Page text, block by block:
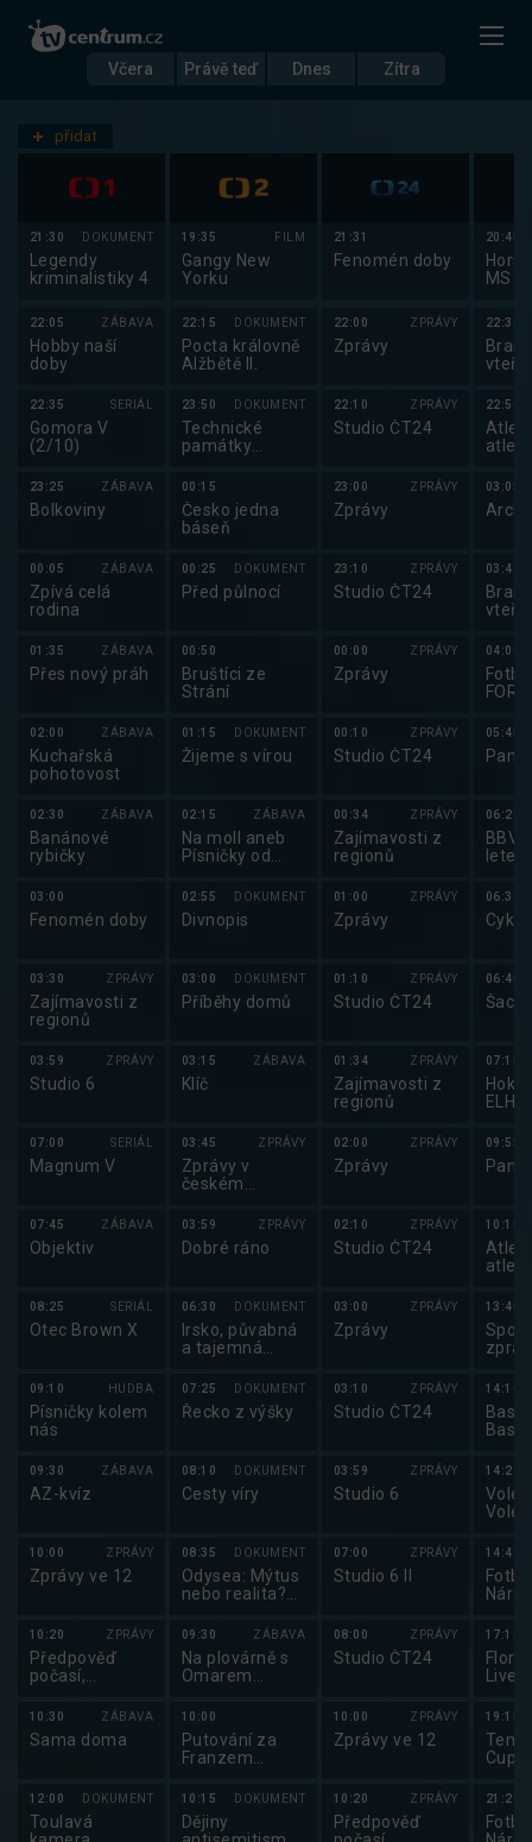
Včera Právě teď Dnes Zítra
Nastavení stanic
přidat
21:30 DOKUMENT
Legendy
kriminalistiky 4
22:05 ZÁBAVA
Hobby naší
doby
22:35 SERIÁL
Gomora V
(2/10)
23:25 ZÁBAVA
Bolkoviny
00:05 ZÁBAVA
Zpívá celá
rodina
01:35 ZÁBAVA
Přes nový práh
02:00 ZÁBAVA
Kuchařská
pohotovost
02:30 ZÁBAVA
Banánové
rybičky
03:00
Fenomén doby
03:30 ZPRÁVY
Zajímavosti z
regionů
03:59 ZPRÁVY
Studio 6
07:00 SERIÁL
Magnum V
07:45 ZÁBAVA
Objektiv
08:25 SERIÁL
Otec Brown X
09:10 HUDBA
Písničky kolem
nás
09:30 ZÁBAVA
AZ-kvíz
10:00 ZPRÁVY
Zprávy ve 12
10:20 ZPRÁVY
Předpověď
počasí,
zprávy,
Události v
regionech plus
10:30 ZÁBAVA
Sama doma
12:00 DOKUMENT
Toulavá
19:35 FILM
Gangy New
Yorku
22:15 DOKUMENT
Pocta královně
Alžbětě II.
23:50 DOKUMENT
Technické
památky
00:15
Česko jedna
báseň
00:25 DOKUMENT
Před půlnocí
00:50
Bruštíci ze
Strání
01:15 DOKUMENT
Žijeme s vírou
02:15 ZÁBAVA
Na moll aneb
Písničky od
02:55 DOKUMENT
Divnopis
03:00 DOKUMENT
Příběhy domů
03:15 ZÁBAVA
Klíč
03:45 ZPRÁVY
Zprávy v
českém
jazyce
03:59 ZPRÁVY
Dobré ráno
06:30 DOKUMENT
Irsko, půvabná
a tajemná
07:25 DOKUMENT
Řecko z výšky
08:10 DOKUMENT
Cesty víry
08:35 DOKUMENT
Odysea: Mýtus
nebo realita?
09:30 ZÁBAVA
Na plovárně s
Omarem
10:00
Putování za
Franzem
10:15 DOKUMENT
Dějiny
21:31
Fenomén doby
22:00 ZPRÁVY
Zprávy
22:10 ZPRÁVY
Studio ČT24
23:00 ZPRÁVY
Zprávy
23:10 ZPRÁVY
Studio ČT24
00:00 ZPRÁVY
Zprávy
00:10 ZPRÁVY
Studio ČT24
00:34 ZPRÁVY
Zajímavosti z
regionů
01:00 ZPRÁVY
Zprávy
01:10 ZPRÁVY
Studio ČT24
01:34 ZPRÁVY
Zajímavosti z
regionů
02:00 ZPRÁVY
Zprávy
02:10 ZPRÁVY
Studio ČT24
03:00 ZPRÁVY
Zprávy
03:10 ZPRÁVY
Studio ČT24
03:59 ZPRÁVY
Studio 6
07:00 ZPRÁVY
Studio 6 II
08:00 ZPRÁVY
Studio ČT24
10:00 ZPRÁVY
Zprávy ve 12
10:20 ZPRÁVY
Předpověď
20:45
MS
22:30
22:50
03:05
03:40
04:00
05:45
06:20
BBV
06:30
06:45
07:15
ELH
09:55
10:15
13:45
14:10
14:20
14:40
17:10
19:15
Cup
21:20